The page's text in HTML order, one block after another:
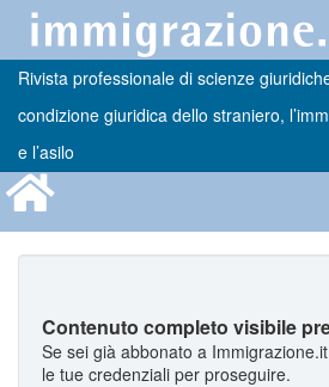
Rivista professionale di scienze
condizione giuridica dello straniero,
e l’asilo
Contenuto completo visibile
Se sei già abbonato a
le tue credenziali per proseguire.